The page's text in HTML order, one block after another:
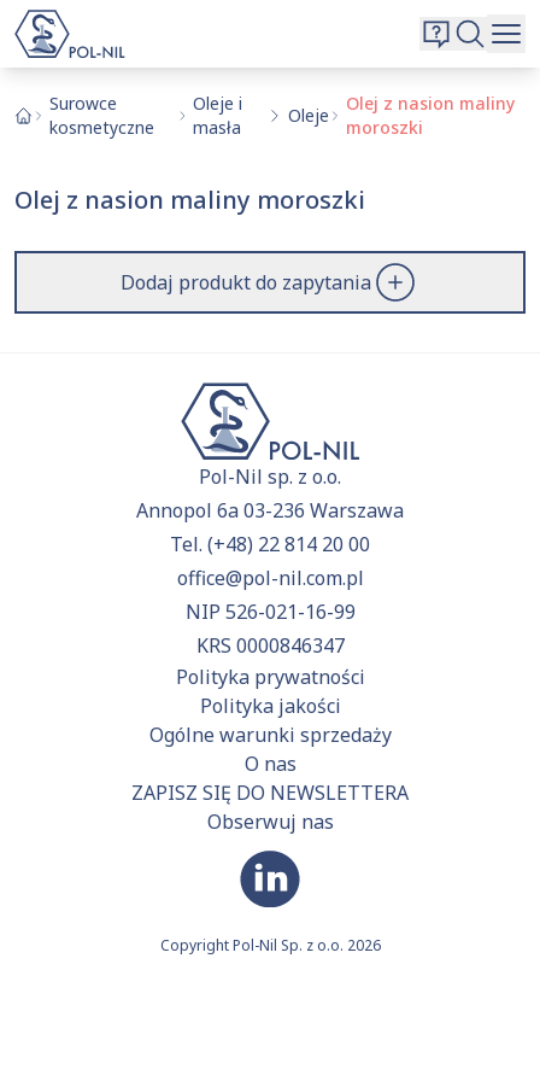
O nas
Kontakt
Surowce
kosmetyczne
Oleje i
masła
Oleje
Olej z nasion maliny
moroszki
Olej z nasion maliny moroszki
Dodaj produkt do zapytania
Pol-Nil sp. z o.o.
Annopol 6a 03-236 Warszawa
Tel. (+48) 22 814 20 00
office@pol-nil.com.pl
NIP 526-021-16-99
KRS 0000846347
Polityka prywatności
Polityka jakości
Ogólne warunki sprzedaży
O nas
ZAPISZ SIĘ DO NEWSLETTERA
Obserwuj nas
Copyright Pol-Nil Sp. z o.o. 2026
Wybrane surowce i substancje
Aktualnie niczego nie dodałeś do zapytania.
Wyszukiwarka
Szukaj